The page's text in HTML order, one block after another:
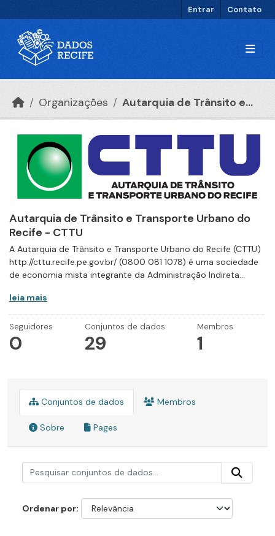
Entrar Contato
Organizações Autarquia de Trânsito e...
Autarquia de Trânsito e Transporte Urbano do
Recife - CTTU
A Autarquia de Trânsito e Transporte Urbano do Recife (CTTU)
http://cttu.recife.pe.gov.br/ (0800 081 1078) é uma sociedade
de economia mista integrante da Administração Indireta...
leia mais
Seguidores
0
Conjuntos de dados
29
Membros
1
Conjuntos de dados Membros
Sobre Pages
Ordenar por